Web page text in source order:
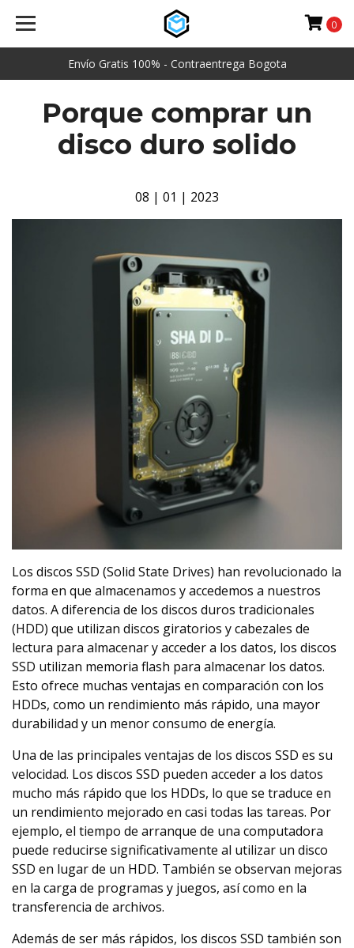
Envío Gratis 100% - Contraentrega Bogota
0
Porque comprar un
disco duro solido
08 | 01 | 2023
Los discos SSD (Solid State Drives) han revolucionado la
forma en que almacenamos y accedemos a nuestros
datos. A diferencia de los discos duros tradicionales
(HDD) que utilizan discos giratorios y cabezales de
lectura para almacenar y acceder a los datos, los discos
SSD utilizan memoria flash para almacenar los datos.
Esto ofrece muchas ventajas en comparación con los
HDDs, como un rendimiento más rápido, una mayor
durabilidad y un menor consumo de energía.
Una de las principales ventajas de los discos SSD es su
velocidad. Los discos SSD pueden acceder a los datos
mucho más rápido que los HDDs, lo que se traduce en
un rendimiento mejorado en casi todas las tareas. Por
ejemplo, el tiempo de arranque de una computadora
puede reducirse significativamente al utilizar un disco
SSD en lugar de un HDD. También se observan mejoras
en la carga de programas y juegos, así como en la
transferencia de archivos.
Además de ser más rápidos, los discos SSD también son